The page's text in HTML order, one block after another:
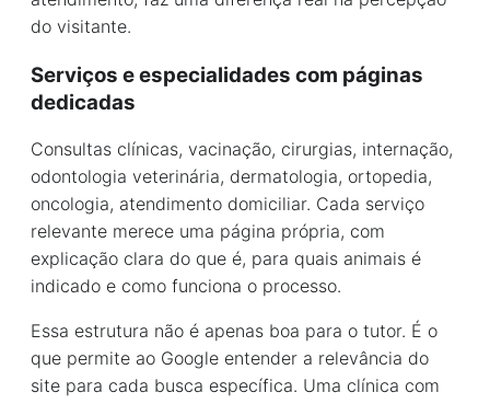
do visitante.
Serviços e especialidades com páginas
dedicadas
Consultas clínicas, vacinação, cirurgias, internação,
odontologia veterinária, dermatologia, ortopedia,
oncologia, atendimento domiciliar. Cada serviço
relevante merece uma página própria, com
explicação clara do que é, para quais animais é
indicado e como funciona o processo.
Essa estrutura não é apenas boa para o tutor. É o
que permite ao Google entender a relevância do
site para cada busca específica. Uma clínica com